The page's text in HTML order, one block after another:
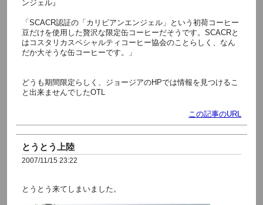
ンジェル』
「SCACR認証の「カリビアンエンジェル」という初荷コーヒー
豆だけを使用した贅沢な限定缶コーヒーだそうです。SCACRと
はコスタリカスペシャルティコーヒー協会のことらしく、なん
だか大そうな缶コーヒーです。」
どうも期間限定らしく、ジョージアのHPでは情報を見つけるこ
と出来ませんでしたOTL
この記事のURL
とうとう上陸
2007/11/15 23:22
とうとう来てしまいました。